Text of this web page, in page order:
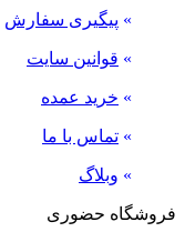
» پیگیری سفارش
» قوانین سایت
» خرید عمده
» تماس با ما
» وبلاگ
فروشگاه حضوری